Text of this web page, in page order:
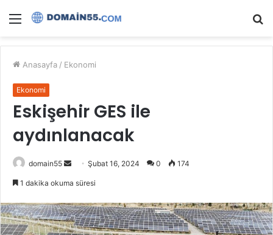
Menü
Anasayfa / Ekonomi
Ekonomi
Eskişehir GES ile
aydınlanacak
domain55
Bir
göndermek
Şubat 16, 2024 0 174
1 dakika okuma süresi